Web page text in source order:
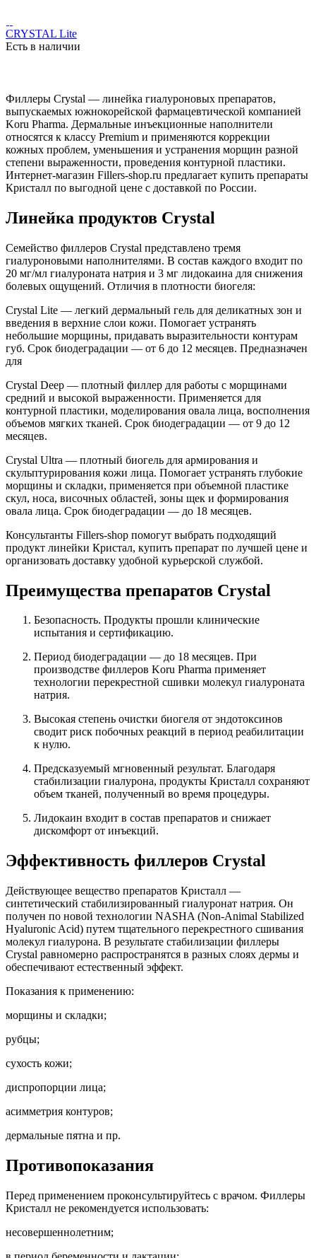
CRYSTAL Lite
Есть в наличии
Филлеры Crystal — линейка гиалуроновых препаратов,
выпускаемых южнокорейской фармацевтической компанией
Koru Pharma. Дермальные инъекционные наполнители
относятся к классу Premium и применяются коррекции
кожных проблем, уменьшения и устранения морщин разной
степени выраженности, проведения контурной пластики.
Интернет-магазин Fillers-shop.ru предлагает купить препараты
Кристалл по выгодной цене с доставкой по России.
Линейка продуктов Crystal
Семейство филлеров Crystal представлено тремя
гиалуроновыми наполнителями. В состав каждого входит по
20 мг/мл гиалуроната натрия и 3 мг лидокаина для снижения
болевых ощущений. Отличия в плотности биогеля:
Crystal Lite — легкий дермальный гель для деликатных зон и
введения в верхние слои кожи. Помогает устранять
небольшие морщины, придавать выразительности контурам
губ. Срок биодеградации — от 6 до 12 месяцев. Предназначен
для
Crystal Deep — плотный филлер для работы с морщинами
средний и высокой выраженности. Применяется для
контурной пластики, моделирования овала лица, восполнения
объемов мягких тканей. Срок биодеградации — от 9 до 12
месяцев.
Crystal Ultra — плотный биогель для армирования и
скульптурирования кожи лица. Помогает устранять глубокие
морщины и складки, применяется при объемной пластике
скул, носа, височных областей, зоны щек и формирования
овала лица. Срок биодеградации — до 18 месяцев.
Консультанты Fillers-shop помогут выбрать подходящий
продукт линейки Кристал, купить препарат по лучшей цене и
организовать доставку удобной курьерской службой.
Преимущества препаратов Crystal
Безопасность. Продукты прошли клинические
испытания и сертификацию.
Период биодеградации — до 18 месяцев. При
производстве филлеров Koru Pharma применяет
технологии перекрестной сшивки молекул гиалуроната
натрия.
Высокая степень очистки биогеля от эндотоксинов
сводит риск побочных реакций в период реабилитации
к нулю.
Предсказуемый мгновенный результат. Благодаря
стабилизации гиалурона, продукты Кристалл сохраняют
объем тканей, полученный во время процедуры.
Лидокаин входит в состав препаратов и снижает
дискомфорт от инъекций.
Эффективность филлеров Crystal
Действующее вещество препаратов Кристалл —
синтетический стабилизированный гиалуронат натрия. Он
получен по новой технологии NASHA (Non-Animal Stabilized
Hyaluronic Acid) путем тщательного перекрестного сшивания
молекул гиалурона. В результате стабилизации филлеры
Crystal равномерно распространятся в разных слоях дермы и
обеспечивают естественный эффект.
Показания к применению:
морщины и складки;
рубцы;
сухость кожи;
диспропорции лица;
асимметрия контуров;
дермальные пятна и пр.
Противопоказания
Перед применением проконсультируйтесь с врачом. Филлеры
Кристалл не рекомендуется использовать:
несовершеннолетним;